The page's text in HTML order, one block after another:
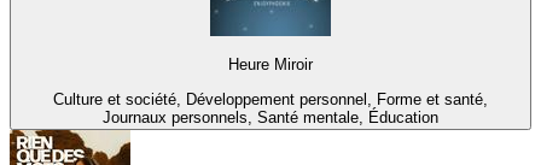
Heure Miroir
Culture et société, Développement personnel, Forme et santé,
Journaux personnels, Santé mentale, Éducation